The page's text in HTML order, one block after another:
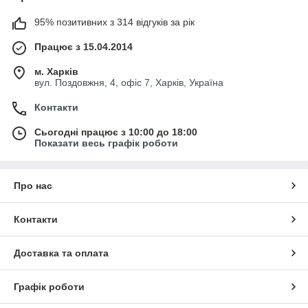
95% позитивних з 314 відгуків за рік
Працює з 15.04.2014
м. Харків
вул. Поздовжня, 4, офіс 7, Харків, Україна
Контакти
Сьогодні працює з 10:00 до 18:00
Показати весь графік роботи
Про нас
Контакти
Доставка та оплата
Графік роботи